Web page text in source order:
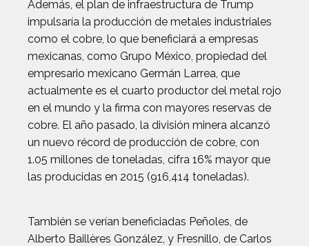
Además, el plan de infraestructura de Trump
impulsaría la producción de metales industriales
como el cobre, lo que beneficiará a empresas
mexicanas, como Grupo México, propiedad del
empresario mexicano Germán Larrea, que
actualmente es el cuarto productor del metal rojo
en el mundo y la firma con mayores reservas de
cobre. El año pasado, la división minera alcanzó
un nuevo récord de producción de cobre, con
1.05 millones de toneladas, cifra 16% mayor que
las producidas en 2015 (916,414 toneladas).
También se verían beneficiadas Peñoles, de
Alberto Baillères González, y Fresnillo, de Carlos